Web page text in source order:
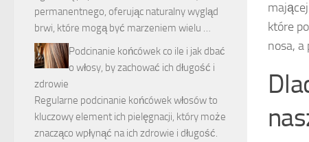
które
nosa, a
permanentnego, oferując naturalny wygląd
brwi, które mogą być marzeniem wielu …
Podcinanie końcówek co ile i jak dbać
o włosy, by zachować ich długość i
zdrowie
Regularne podcinanie końcówek włosów to
kluczowy element ich pielęgnacji, który może
znacząco wpłynąć na ich zdrowie i długość.